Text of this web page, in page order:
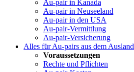
Au-pair in Kanada
Au-pair in Neuseeland
Au-pair in den USA
Au-pair-Vermittlung
Au-pair-Versicherung
Alles für Au-pairs aus dem Ausland
Voraussetzungen
Rechte und Pflichten